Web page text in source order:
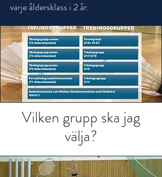
varje åldersklass i 2 år.
Vilken grupp ska jag
välja?